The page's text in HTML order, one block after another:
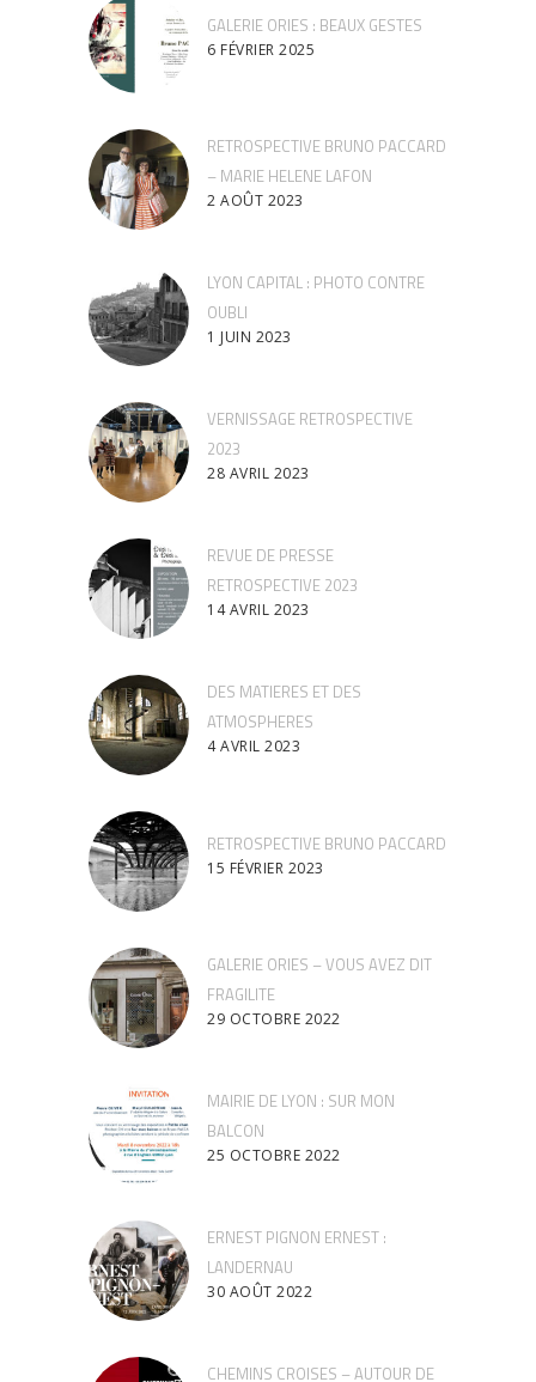
GALERIE ORIES : BEAUX GESTES
6 FÉVRIER 2025
RETROSPECTIVE BRUNO PACCARD
– MARIE HELENE LAFON
2 AOÛT 2023
LYON CAPITAL : PHOTO CONTRE
OUBLI
1 JUIN 2023
VERNISSAGE RETROSPECTIVE
2023
28 AVRIL 2023
REVUE DE PRESSE
RETROSPECTIVE 2023
14 AVRIL 2023
DES MATIERES ET DES
ATMOSPHERES
4 AVRIL 2023
RETROSPECTIVE BRUNO PACCARD
15 FÉVRIER 2023
GALERIE ORIES – VOUS AVEZ DIT
FRAGILITE
29 OCTOBRE 2022
MAIRIE DE LYON : SUR MON
BALCON
25 OCTOBRE 2022
ERNEST PIGNON ERNEST :
LANDERNAU
30 AOÛT 2022
CHEMINS CROISES – AUTOUR DE